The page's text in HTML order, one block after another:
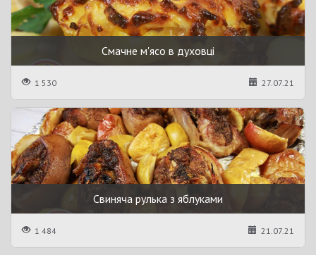
Смачне м'ясо в духовці
1 530 27.07.21
Свиняча рулька з яблуками
1 484 21.07.21